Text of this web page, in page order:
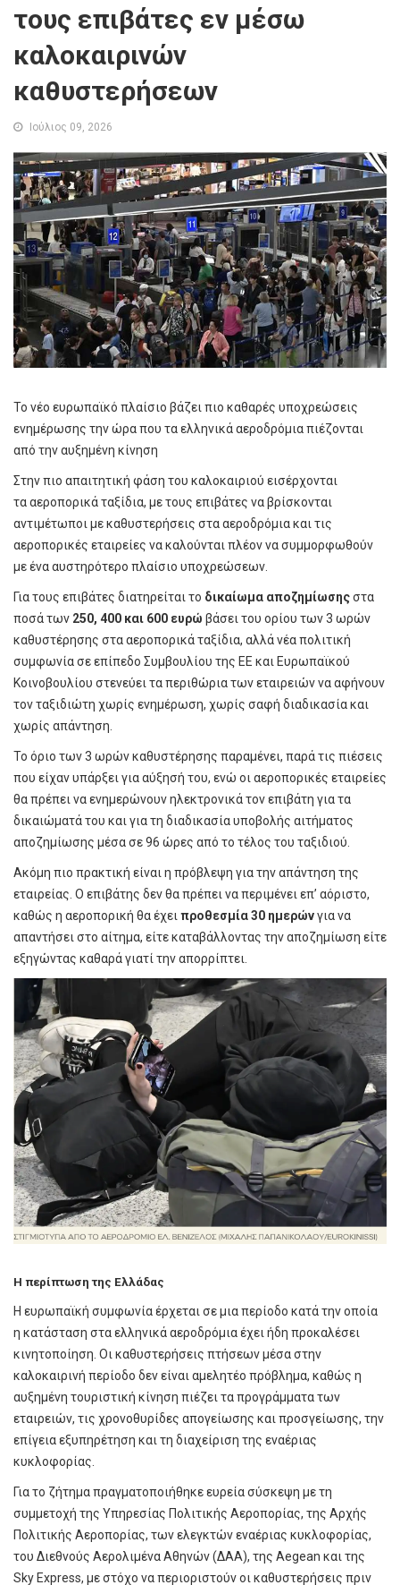
τους επιβάτες εν μέσω
καλοκαιρινών
καθυστερήσεων
Ιούλιος 09, 2026
Το νέο ευρωπαϊκό πλαίσιο βάζει πιο καθαρές υποχρεώσεις
ενημέρωσης την ώρα που τα ελληνικά αεροδρόμια πιέζονται
από την αυξημένη κίνηση
Στην πιο απαιτητική φάση του καλοκαιριού εισέρχονται
τα αεροπορικά ταξίδια, με τους επιβάτες να βρίσκονται
αντιμέτωποι με καθυστερήσεις στα αεροδρόμια και τις
αεροπορικές εταιρείες να καλούνται πλέον να συμμορφωθούν
με ένα αυστηρότερο πλαίσιο υποχρεώσεων.
Για τους επιβάτες διατηρείται το δικαίωμα αποζημίωσηςστα
ποσά των 250, 400 και 600 ευρώ βάσει του ορίου των 3 ωρών
καθυστέρησης στα αεροπορικά ταξίδια, αλλά νέα πολιτική
συμφωνία σε επίπεδο Συμβουλίου της ΕΕ και Ευρωπαϊκού
Κοινοβουλίου στενεύει τα περιθώρια των εταιρειών να αφήνουν
τον ταξιδιώτη χωρίς ενημέρωση, χωρίς σαφή διαδικασία και
χωρίς απάντηση.
Το όριο των 3 ωρών καθυστέρησης παραμένει, παρά τις πιέσεις
που είχαν υπάρξει για αύξησή του, ενώ οι αεροπορικές εταιρείες
θα πρέπει να ενημερώνουν ηλεκτρονικά τον επιβάτη για τα
δικαιώματά του και για τη διαδικασία υποβολής αιτήματος
αποζημίωσης μέσα σε 96 ώρες από το τέλος του ταξιδιού.
Ακόμη πιο πρακτική είναι η πρόβλεψη για την απάντηση της
εταιρείας. Ο επιβάτης δεν θα πρέπει να περιμένει επ’ αόριστο,
καθώς η αεροπορική θα έχει προθεσμία 30 ημερώνγια να
απαντήσει στο αίτημα, είτε καταβάλλοντας την αποζημίωση είτε
εξηγώντας καθαρά γιατί την απορρίπτει.
Η περίπτωση της Ελλάδας
Η ευρωπαϊκή συμφωνία έρχεται σε μια περίοδο κατά την οποία
η κατάσταση στα ελληνικά αεροδρόμια έχει ήδη προκαλέσει
κινητοποίηση. Οι καθυστερήσεις πτήσεων μέσα στην
καλοκαιρινή περίοδο δεν είναι αμελητέο πρόβλημα, καθώς η
αυξημένη τουριστική κίνηση πιέζει τα προγράμματα των
εταιρειών, τις χρονοθυρίδες απογείωσης και προσγείωσης, την
επίγεια εξυπηρέτηση και τη διαχείριση της εναέριας
κυκλοφορίας.
Για το ζήτημα πραγματοποιήθηκε ευρεία σύσκεψη με τη
συμμετοχή της Υπηρεσίας Πολιτικής Αεροπορίας, της Αρχής
Πολιτικής Αεροπορίας, των ελεγκτών εναέριας κυκλοφορίας,
του Διεθνούς Αερολιμένα Αθηνών (ΔΑΑ), της Aegean και της
Sky Express, με στόχο να περιοριστούν οι καθυστερήσεις πριν